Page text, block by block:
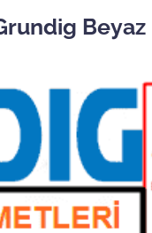
Beyaz